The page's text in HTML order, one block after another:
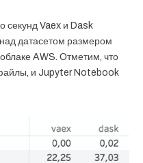
секунд Vaex и Dask
датасетом размером
AWS. Отметим, что
и Jupyter Notebook